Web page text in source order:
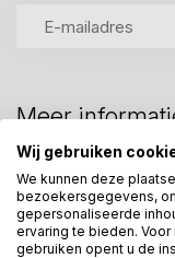
Meer
We helpen graag
ons 7 dagen per
Wij gebruiken
We kunnen deze
bezoekersgegevens,
gepersonaliseerde
ervaring te bieden.
gebruiken opent u de